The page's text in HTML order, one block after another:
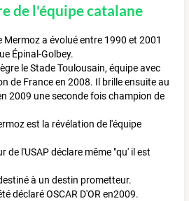
de l'équipe catalane
a évolué entre 1990 et 2001
Épinal-Golbey.
le Stade Toulousain, équipe avec
de France en 2008. Il brille ensuite au
2009 une seconde fois champion de
est la révélation de l'équipe
de l'USAP déclare même "qu' il est
à un destin prometteur.
déclaré OSCAR D'OR en2009.